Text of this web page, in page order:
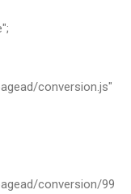
conversion.js"
conversion/99